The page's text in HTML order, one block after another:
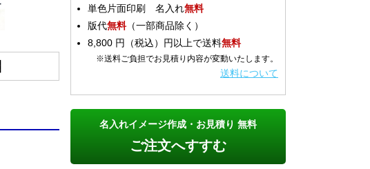
単色片面印刷 名入れ無料
版代無料（一部商品除く）
8,800 円（税込）円以上で送料無料
※送料ご負担でお見積り内容が変動いたします。
送料について
名入れイメージ作成・お見積り 無料
ご注文へすすむ